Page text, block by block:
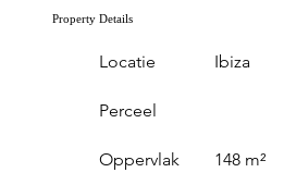
Property Details
Locatie
Perceel
Oppervlak
Ibiza
148 m²